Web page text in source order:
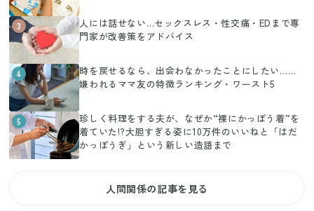
3
人には話せない…セックスレス・性交痛・EDまで専
門家が改善策をアドバイス
4
時を戻せるなら、出会わなかったことにしたい……
嫌われるママ友の特徴ランキング・ワースト5
5
珍しく料理をする夫が、なぜか“裸にかっぽう着”を
着ていた!?大胆すぎる姿に10万件のいいねと「はだ
かっぽうぎ」という新しい造語まで
人間関係の記事を見る